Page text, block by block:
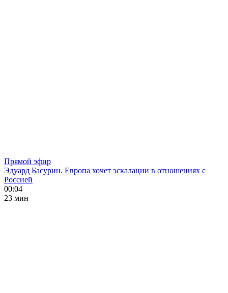
Прямой эфир
Эдуард Басурин. Европа хочет эскалации в отношениях с
Россией
00:04
23 мин